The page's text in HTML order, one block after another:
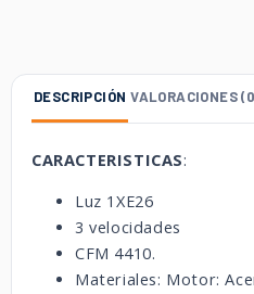
DESCRIPCIÓN VALORACIONES
CARACTERISTICAS:
Luz 1XE26
3 velocidades
CFM 4410.
Materiales: Motor: